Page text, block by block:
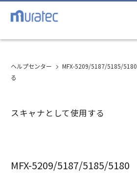
ヘルプセンター MFX-5209/5187/5185/5180
る
スキャナとして使用する
MFX-5209/5187/5185/5180